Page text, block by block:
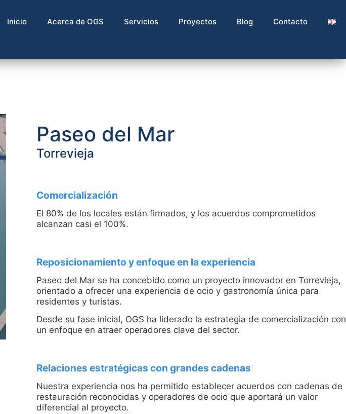
Inicio Acerca de OGS Servicios Proyectos Blog Contacto
Paseo del Mar
Torrevieja
Comercialización
El 80% de los locales están firmados, y los acuerdos comprometidos
alcanzan casi el 100%.
Reposicionamiento y enfoque en la experiencia
Paseo del Mar se ha concebido como un proyecto innovador en Torrevieja,
orientado a ofrecer una experiencia de ocio y gastronomía única para
residentes y turistas.
Desde su fase inicial, OGS ha liderado la estrategia de comercialización con
un enfoque en atraer operadores clave del sector.
Relaciones estratégicas con grandes cadenas
Nuestra experiencia nos ha permitido establecer acuerdos con cadenas de
restauración reconocidas y operadores de ocio que aportará un valor
diferencial al proyecto.